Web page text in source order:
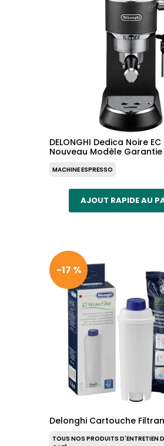
DELONGHI Dedica Noire
Nouveau Modèle Garantie
MACHINE ESPRESSO
AJOUT RAPIDE AU
-17 %
Delonghi Cartouche
TOUS NOS PRODUITS D'ENTRETIEN